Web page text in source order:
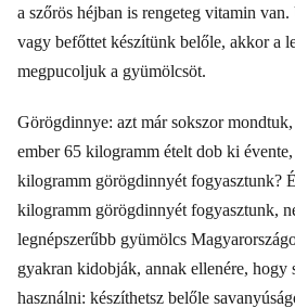
a szőrös héjban is rengeteg vitamin
vagy befőttet készítünk belőle, akkor a
megpucoljuk a gyümölcsöt.
Görögdinnye: azt már sokszor
ember 65 kilogramm ételt dob ki
kilogramm görögdinnyét fogyasztunk?
kilogramm görögdinnyét fogyasztunk,
legnépszerűbb gyümölcs
gyakran kidobják, annak ellenére, hogy
használni: készíthetsz belőle